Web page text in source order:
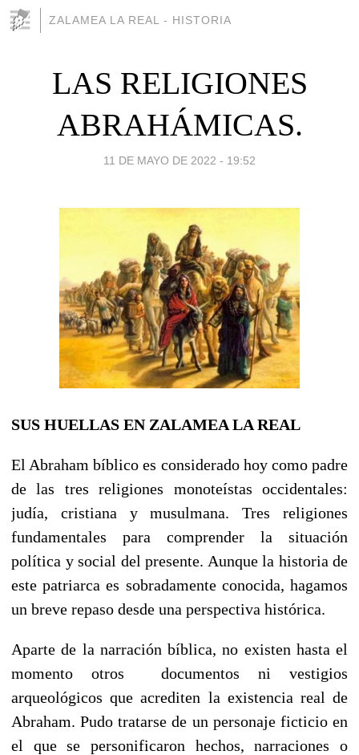
ZALAMEA LA REAL - HISTORIA
LAS RELIGIONES
ABRAHÁMICAS.
11 DE MAYO DE 2022 - 19:52
SUS HUELLAS EN ZALAMEA LA REAL
El Abraham bíblico es considerado hoy como padre
de las tres religiones monoteístas occidentales:
judía, cristiana y musulmana. Tres religiones
fundamentales para comprender la situación
política y social del presente. Aunque la historia de
este patriarca es sobradamente conocida, hagamos
un breve repaso desde una perspectiva histórica.
Aparte de la narración bíblica, no existen hasta el
momento otros documentos ni vestigios
arqueológicos que acrediten la existencia real de
Abraham. Pudo tratarse de un personaje ficticio en
el que se personificaron hechos, narraciones o